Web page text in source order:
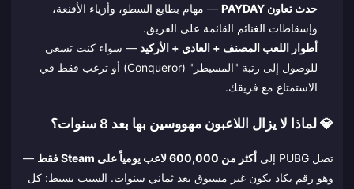
حدث تعاون PAYDAY
— مهام بطابع السطو، وأزياء الأقنعة،
وإسقاطات الغنائم القائمة على الفريق.
أطوار اللعب المصنف + العادي + الأركيد— سواء كنت تسعى
للوصول إلى رتبة "المسيطر" (Conqueror) أو ترغب فقط في
الاستمتاع مع فريقك.
💎 لماذا لا يزال اللاعبون مهووسين بها بعد 8 سنوات؟
تصل PUBG إلى أكثر من 600,000 لاعب يومياً على Steam فقط
—
وهو رقم يكاد يكون غير مسبوق بعد ثماني سنوات. السبب بسيط: كل